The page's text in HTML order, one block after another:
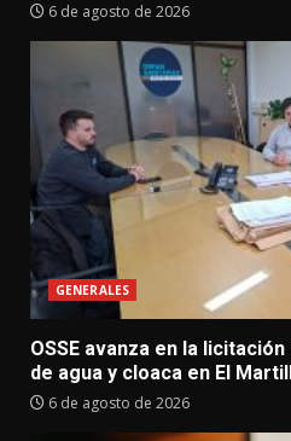
6 de agosto de 2026
GENERALES
OSSE avanza en la
de agua y cloaca en El
6 de agosto de 2026